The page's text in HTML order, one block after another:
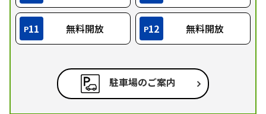
P11 無料開放 P12 無料開放
駐車場のご案内